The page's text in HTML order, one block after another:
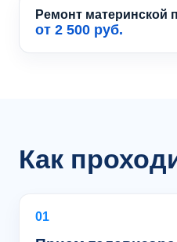
Ремонт материнской
от 2 500 руб.
Как
01